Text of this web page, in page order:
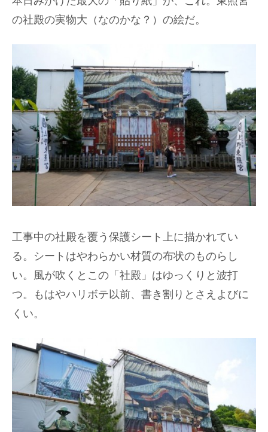
の社殿の実物大（なのかな？）の絵だ。
工事中の社殿を覆う保護シート上に描かれてい
る。シートはやわらかい材質の布状のものらし
い。風が吹くとこの「社殿」はゆっくりと波打
つ。もはやハリボテ以前、書き割りとさえよびに
くい。